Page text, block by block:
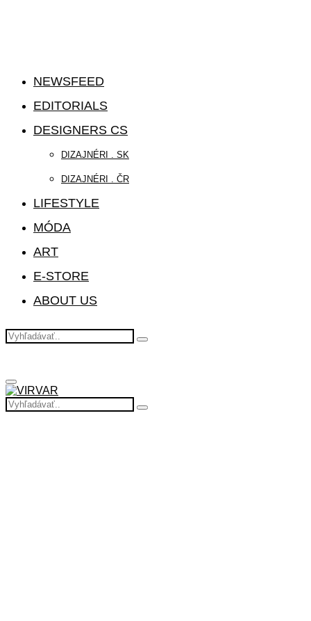
NEWSFEED
EDITORIALS
DESIGNERS CS
DIZAJNÉRI . SK
DIZAJNÉRI . ČR
LIFESTYLE
MÓDA
ART
E-STORE
ABOUT US
Search
Search
Primary
Menu
Search
for:
Search